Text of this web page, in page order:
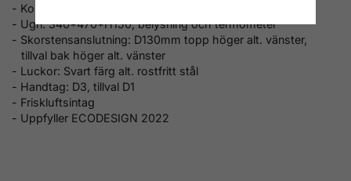
- Kokplatta: D320mm
- Ugn: 340*470*H150, belysning och termometer
- Skorstensanslutning: D130mm topp höger alt. vänster,
tillval bak höger alt. vänster
- Luckor: Svart färg alt. rostfritt stål
- Handtag: D3, tillval D1
- Friskluftsintag
- Uppfyller ECODESIGN 2022